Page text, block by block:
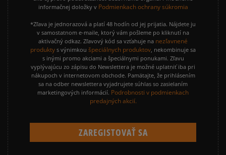
informačnej doložky v Podmienkach ochrany súkromia
*Zľava je jednorazová a platí 48 hodín od jej prijatia. Nájdete ju
v samostatnom e-maile, ktorý vám pošleme po kliknutí na
aktivačný odkaz. Zľavový kód sa vzťahuje na nezľavnené
produkty s výnimkou špeciálnych produktov, nekombinuje sa
s inými promo akciami a špeciálnymi ponukami. Zľavu
vyplývajúcu zo zápisu do Newslettera je možné uplatniť iba pri
nákupoch v internetovom obchode. Pamätajte, že prihlásením
sa na odber newslettera vyjadrujete súhlas so zasielaním
marketingových informácií. Podrobnosti v podmienkach
predajných akcií.